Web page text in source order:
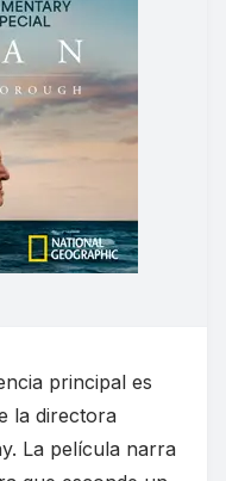
principal es
la directora
La película narra